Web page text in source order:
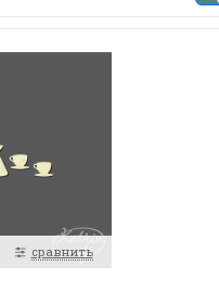
сравнить